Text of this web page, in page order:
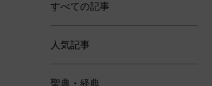
すべての記事
人気記事
聖典・経典